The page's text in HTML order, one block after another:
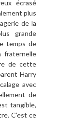
écrasé
plus
de la
grande
temps de
fraternelle
de cette
Harry
avec
de
tangible,
C’est ce